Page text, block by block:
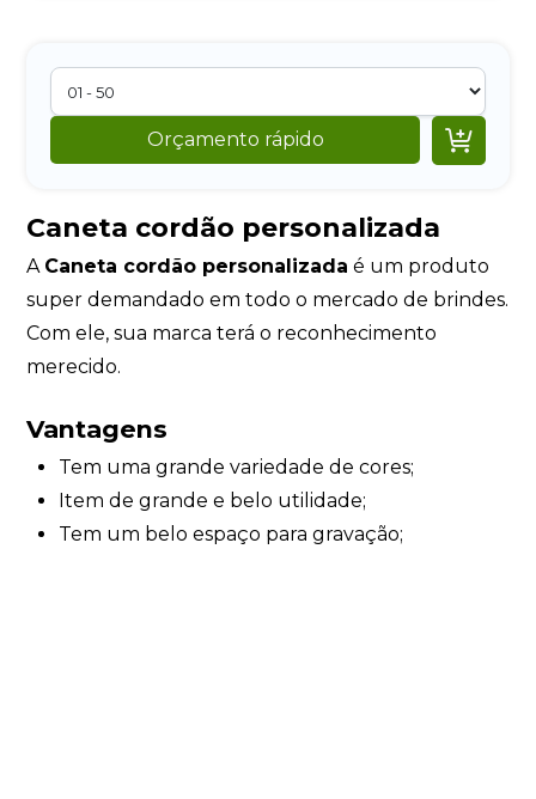
Orçamento rápido 
Caneta cordão personalizada
A Caneta cordão personalizada é um produto
super demandado em todo o mercado de brindes.
Com ele, sua marca terá o reconhecimento
merecido.
Vantagens
Tem uma grande variedade de cores;
Item de grande e belo utilidade;
Tem um belo espaço para gravação;